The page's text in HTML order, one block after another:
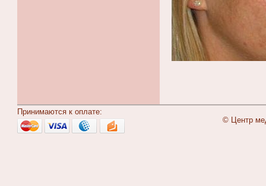
Принимаются к оплате:
© Центр